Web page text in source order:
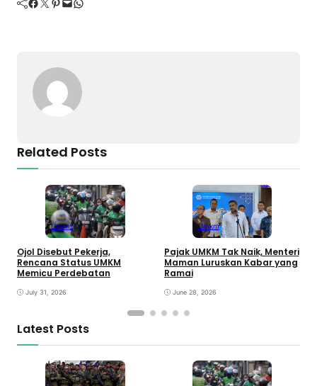
Related Posts
Umkm
Ojol Disebut Pekerja,
Rencana Status UMKM
Memicu Perdebatan
July 31, 2026
Umkm
Pajak UMKM Tak Naik, Menteri
Maman Luruskan Kabar yang
Ramai
June 28, 2026
Latest Posts